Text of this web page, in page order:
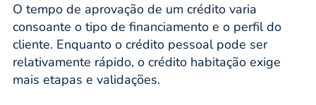
O tempo de aprovação de um crédito varia
consoante o tipo de financiamento e o perfil do
cliente. Enquanto o crédito pessoal pode ser
relativamente rápido, o crédito habitação exige
mais etapas e validações.